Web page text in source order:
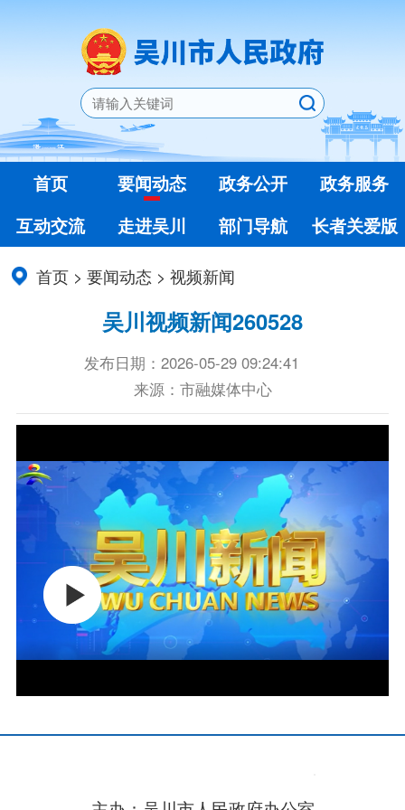
首页 要闻动态 政务公开
政务服务
互动交流
走进吴川 部门导航 长者关爱版
首页 >要闻动态 >视频新闻
吴川视频新闻260528
发布日期：2026-05-29 09:24:41
来源：市融媒体中心